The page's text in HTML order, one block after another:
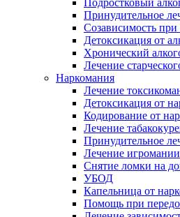
Подростковый
Принудительное
Созависимость при
Детоксикация от
Хронический
Лечение
Наркомания
Лечение
Детоксикация от
Кодирование от
Лечение
Принудительное
Лечение игромании
Снятие ломки на
УБОД
Капельница от
Помощь при